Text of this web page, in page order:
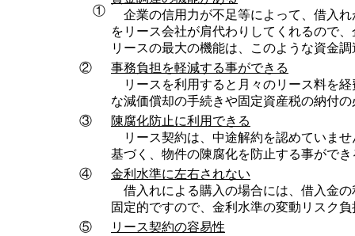
①
企業の信用力が不足等によって、借入
をリース会社が肩代わりしてくれるので
リースの最大の機能は、このような資金
②
事務負担を軽減する事ができる
リースを利用すると月々のリース料を
な減価償却の手続きや固定資産税の納付
③
陳腐化防止に利用できる
リース契約は、中途解約を認めていま
基づく、物件の陳腐化を防止する事ができ
④
金利水準に左右されない
借入れによる購入の場合には、借入金
固定的ですので、金利水準の変動リスク
⑤
リース契約の容易性